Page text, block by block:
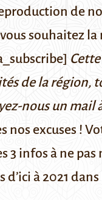
de
souhaitez
de la région,
nous un
nos excuses !
3 infos à ne pas
à 2021